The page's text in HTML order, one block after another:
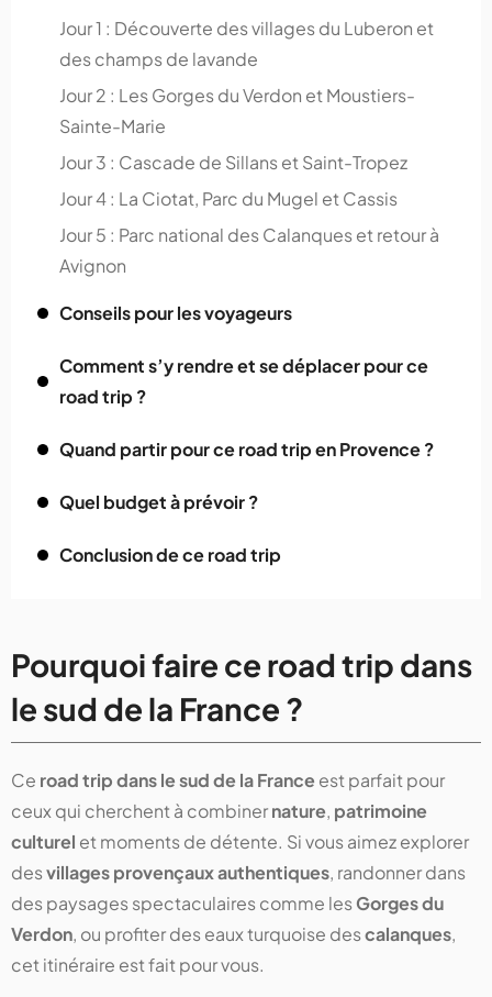
Jour 1 : Découverte des villages du Luberon et
des champs de lavande
Jour 2 : Les Gorges du Verdon et Moustiers-
Sainte-Marie
Jour 3 : Cascade de Sillans et Saint-Tropez
Jour 4 : La Ciotat, Parc du Mugel et Cassis
Jour 5 : Parc national des Calanques et retour à
Avignon
Conseils pour les voyageurs
Comment s’y rendre et se déplacer pour ce
road trip ?
Quand partir pour ce road trip en Provence ?
Quel budget à prévoir ?
Conclusion de ce road trip
Pourquoi faire ce road trip dans
le sud de la France ?
Ce road trip dans le sud de la Franceest parfait pour
ceux qui cherchent à combinernature, patrimoine
culturel et moments de détente. Si vous aimez explorer
desvillages provençaux authentiques, randonner dans
des paysages spectaculaires comme lesGorges du
Verdon, ou profiter des eaux turquoise descalanques,
cet itinéraire est fait pour vous.